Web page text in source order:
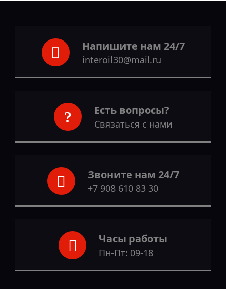
Напишите нам 24/7
interoil30@mail.ru
Есть вопросы?
Связаться с нами
Звоните нам 24/7
+7 908 610 83 30
Часы работы
Пн-Пт: 09-18